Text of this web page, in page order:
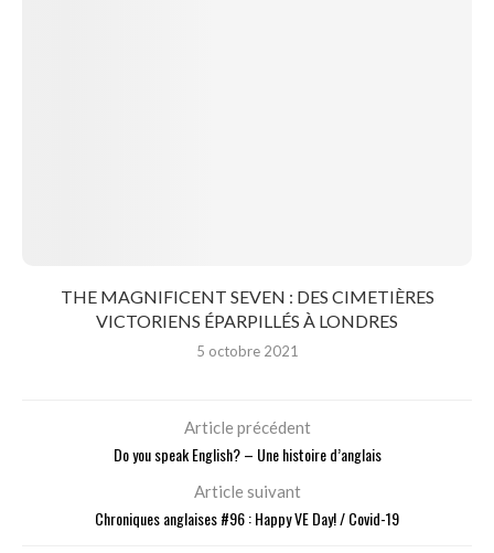
THE MAGNIFICENT SEVEN : DES CIMETIÈRES
VICTORIENS ÉPARPILLÉS À LONDRES
5 octobre 2021
Article précédent
Do you speak English? – Une histoire d’anglais
Article suivant
Chroniques anglaises #96 : Happy VE Day! / Covid-19